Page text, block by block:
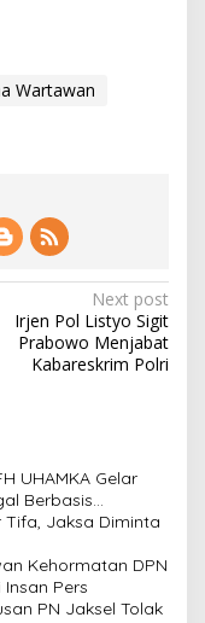
Wartawan
Next post
Irjen Pol Listyo Sigit
Prabowo Menjabat
Kabareskrim Polri
UHAMKA Gelar
Berbasis
Tifa, Jaksa Diminta
Kehormatan DPN
Pers
PN Jaksel Tolak